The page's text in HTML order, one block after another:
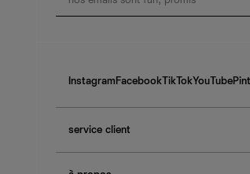
Instagram FacebookTikTokYouTube
service client